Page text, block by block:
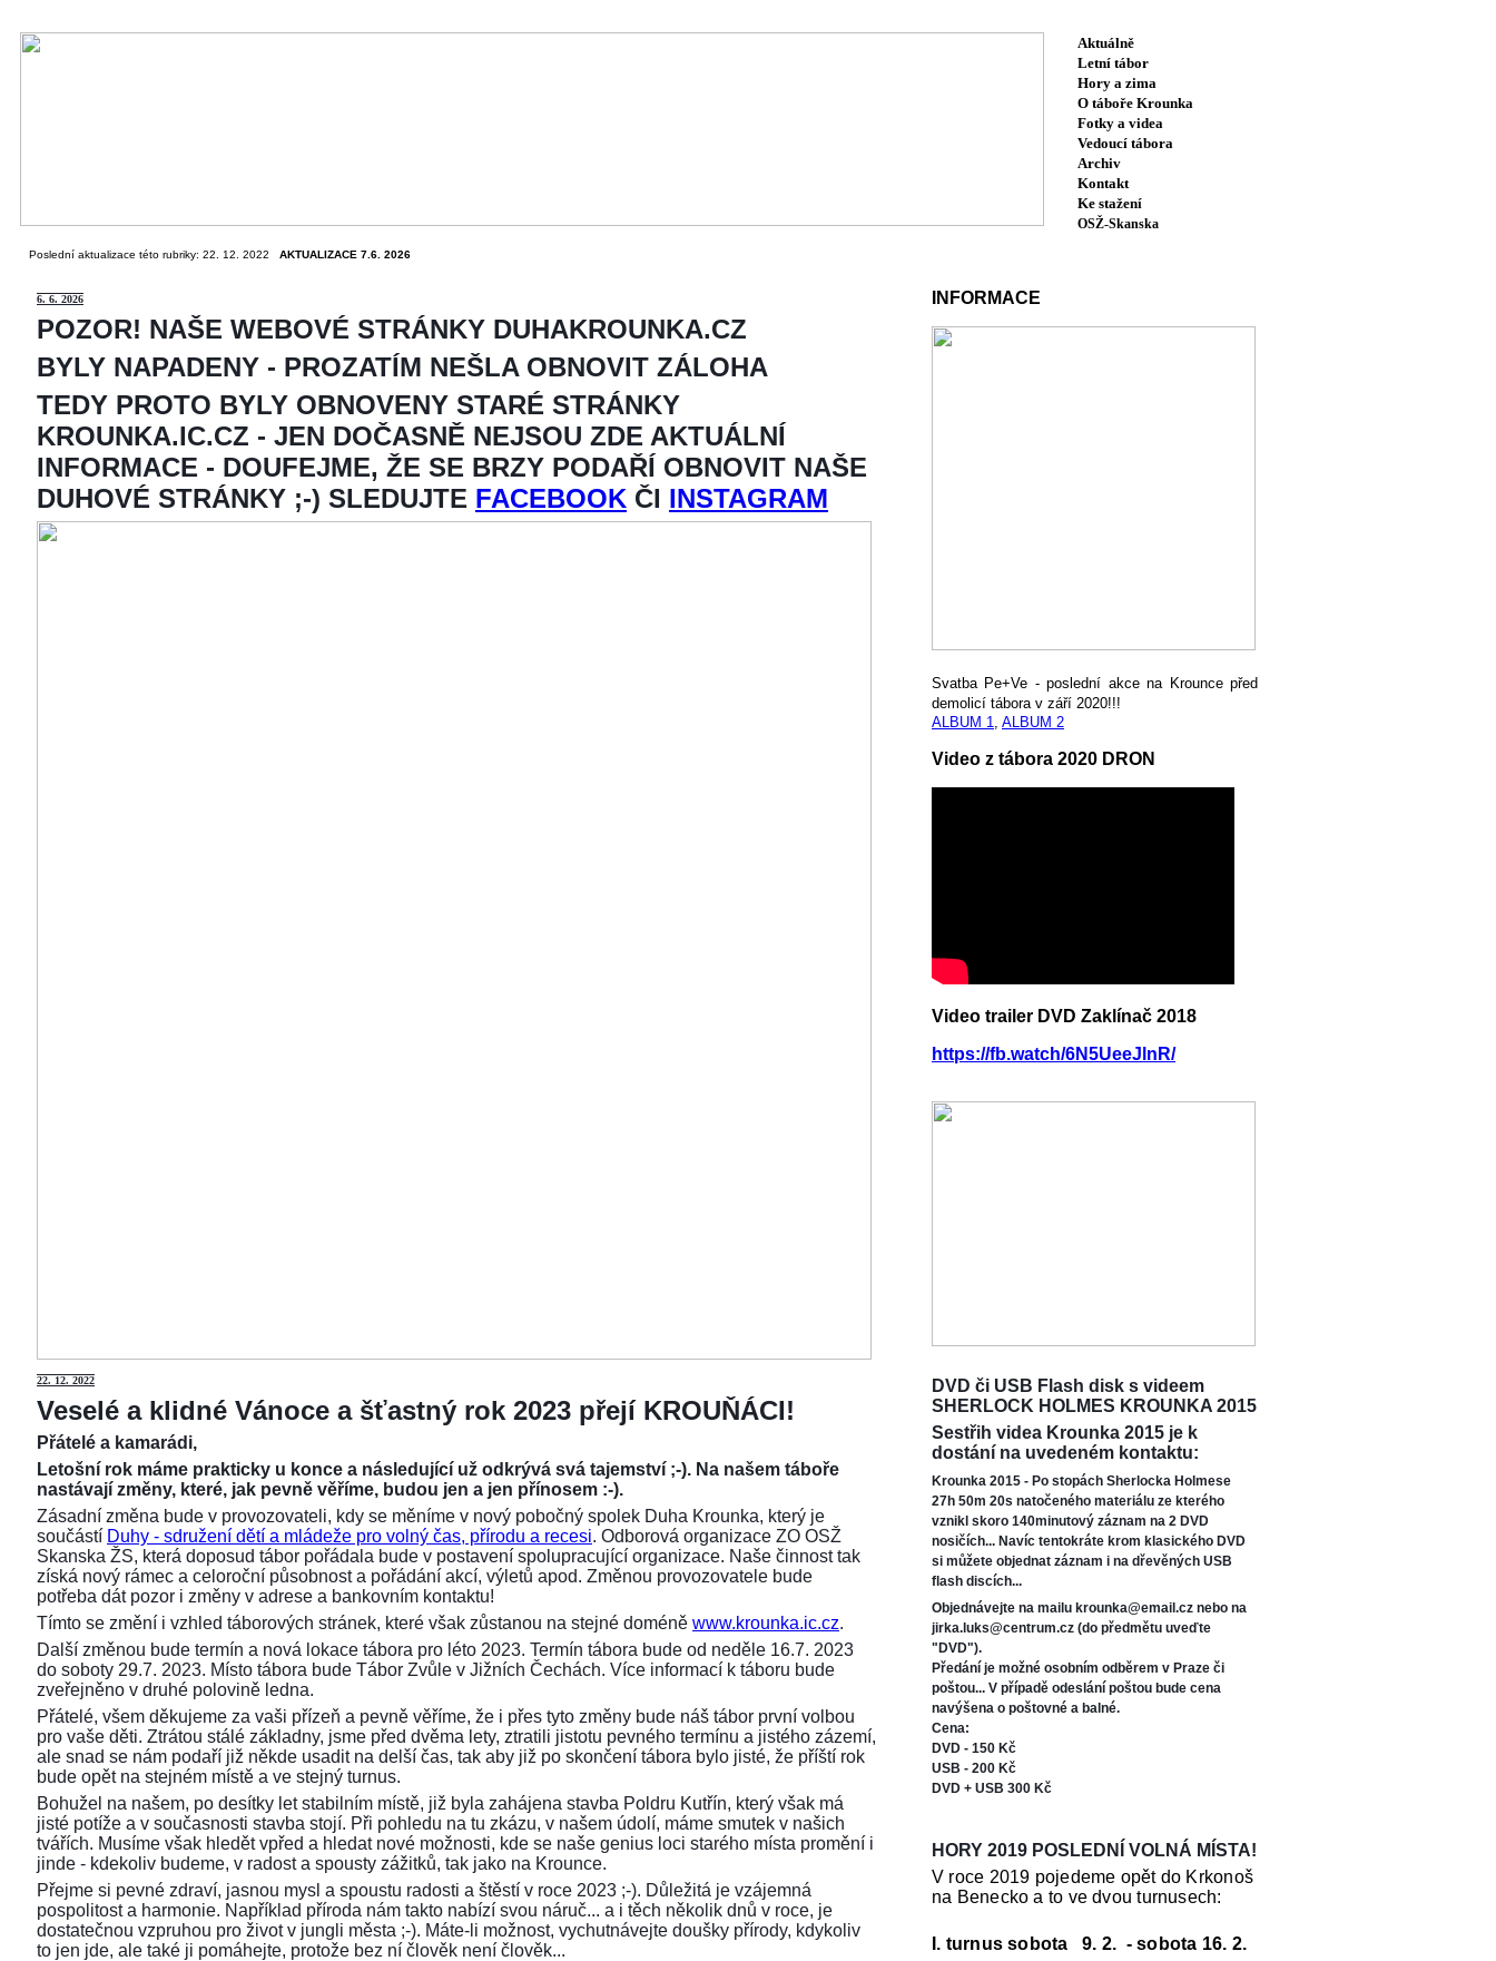
Aktuálně
Letní tábor
Hory a zima
O táboře Krounka
Fotky a videa
Vedoucí tábora
Archiv
Kontakt
Ke stažení
OSŽ-Skanska
Poslední aktualizace této rubriky: 22. 12. 2022 AKTUALIZACE 7.6. 2026
6. 6. 2026
POZOR! NAŠE WEBOVÉ STRÁNKY DUHAKROUNKA.CZ
BYLY NAPADENY - PROZATÍM NEŠLA OBNOVIT ZÁLOHA
TEDY PROTO BYLY OBNOVENY STARÉ STRÁNKY
KROUNKA.IC.CZ - JEN DOČASNĚ NEJSOU ZDE AKTUÁLNÍ
INFORMACE - DOUFEJME, ŽE SE BRZY PODAŘÍ OBNOVIT NAŠE
DUHOVÉ STRÁNKY ;-) SLEDUJTE FACEBOOK ČI INSTAGRAM
22. 12. 2022
Veselé a klidné Vánoce a šťastný rok 2023 přejí KROUŇÁCI!
Přátelé a kamarádi,
Letošní rok máme prakticky u konce a následující už odkrývá svá tajemství ;-). Na našem táboře
nastávají změny, které, jak pevně věříme, budou jen a jen přínosem :-).
Zásadní změna bude v provozovateli, kdy se měníme v nový pobočný spolek Duha Krounka, který je
součástí Duhy - sdružení dětí a mládeže pro volný čas, přírodu a recesi. Odborová organizace ZO OSŽ
Skanska ŽS, která doposud tábor pořádala bude v postavení spolupracující organizace. Naše činnost tak
získá nový rámec a celoroční působnost a pořádání akcí, výletů apod. Změnou provozovatele bude
potřeba dát pozor i změny v adrese a bankovním kontaktu!
Tímto se změní i vzhled táborových stránek, které však zůstanou na stejné doméně www.krounka.ic.cz.
Další změnou bude termín a nová lokace tábora pro léto 2023. Termín tábora bude od neděle 16.7. 2023
do soboty 29.7. 2023. Místo tábora bude Tábor Zvůle v Jižních Čechách. Více informací k táboru bude
zveřejněno v druhé polovině ledna.
Přátelé, všem děkujeme za vaši přízeň a pevně věříme, že i přes tyto změny bude náš tábor první volbou
pro vaše děti. Ztrátou stálé základny, jsme před dvěma lety, ztratili jistotu pevného termínu a jistého zázemí,
ale snad se nám podaří již někde usadit na delší čas, tak aby již po skončení tábora bylo jisté, že příští rok
bude opět na stejném místě a ve stejný turnus.
Bohužel na našem, po desítky let stabilním místě, již byla zahájena stavba Poldru Kutřín, který však má
jisté potíže a v současnosti stavba stojí. Při pohledu na tu zkázu, v našem údolí, máme smutek v našich
tvářích. Musíme však hledět vpřed a hledat nové možnosti, kde se naše genius loci starého místa promění i
jinde - kdekoliv budeme, v radost a spousty zážitků, tak jako na Krounce.
Přejme si pevné zdraví, jasnou mysl a spoustu radosti a štěstí v roce 2023 ;-). Důležitá je vzájemná
pospolitost a harmonie. Například příroda nám takto nabízí svou náruč... a i těch několik dnů v roce, je
dostatečnou vzpruhou pro život v jungli města ;-). Máte-li možnost, vychutnávejte doušky přírody, kdykoliv
to jen jde, ale také ji pomáhejte, protože bez ní člověk není člověk...
INFORMACE
Svatba Pe+Ve - poslední akce na Krounce před
demolicí tábora v září 2020!!!
ALBUM 1, ALBUM 2
Video z tábora 2020 DRON
Video trailer DVD Zaklínač 2018
https://fb.watch/6N5UeeJlnR/
DVD či USB Flash disk s videem
SHERLOCK HOLMES KROUNKA 2015
Sestřih videa Krounka 2015 je k
dostání na uvedeném kontaktu:
Krounka 2015 - Po stopách Sherlocka Holmese
27h 50m 20s natočeného materiálu ze kterého
vznikl skoro 140minutový záznam na 2 DVD
nosičích... Navíc tentokráte krom klasického DVD
si můžete objednat záznam i na dřevěných USB
flash discích...
Objednávejte na mailu krounka@email.cz nebo na
jirka.luks@centrum.cz (do předmětu uveďte
"DVD").
Předání je možné osobním odběrem v Praze či
poštou... V případě odeslání poštou bude cena
navýšena o poštovné a balné.
Cena:
DVD - 150 Kč
USB - 200 Kč
DVD + USB 300 Kč
HORY 2019 POSLEDNÍ VOLNÁ MÍSTA!
V roce 2019 pojedeme opět do Krkonoš
na Benecko a to ve dvou turnusech:
I. turnus sobota 9. 2. - sobota 16. 2.